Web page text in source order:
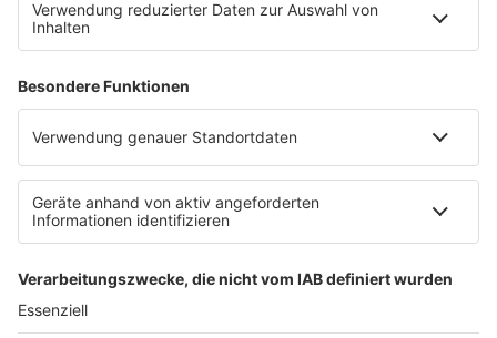
Datenschutzeinstellungen
Clubbedingungen
Werbung schalten
Waffel-Werbepartner
80s80s.de
90s90s.de
Schlagerplanetradio.com
1deutsch.de
WEIHNACHTSMUSIK.FM